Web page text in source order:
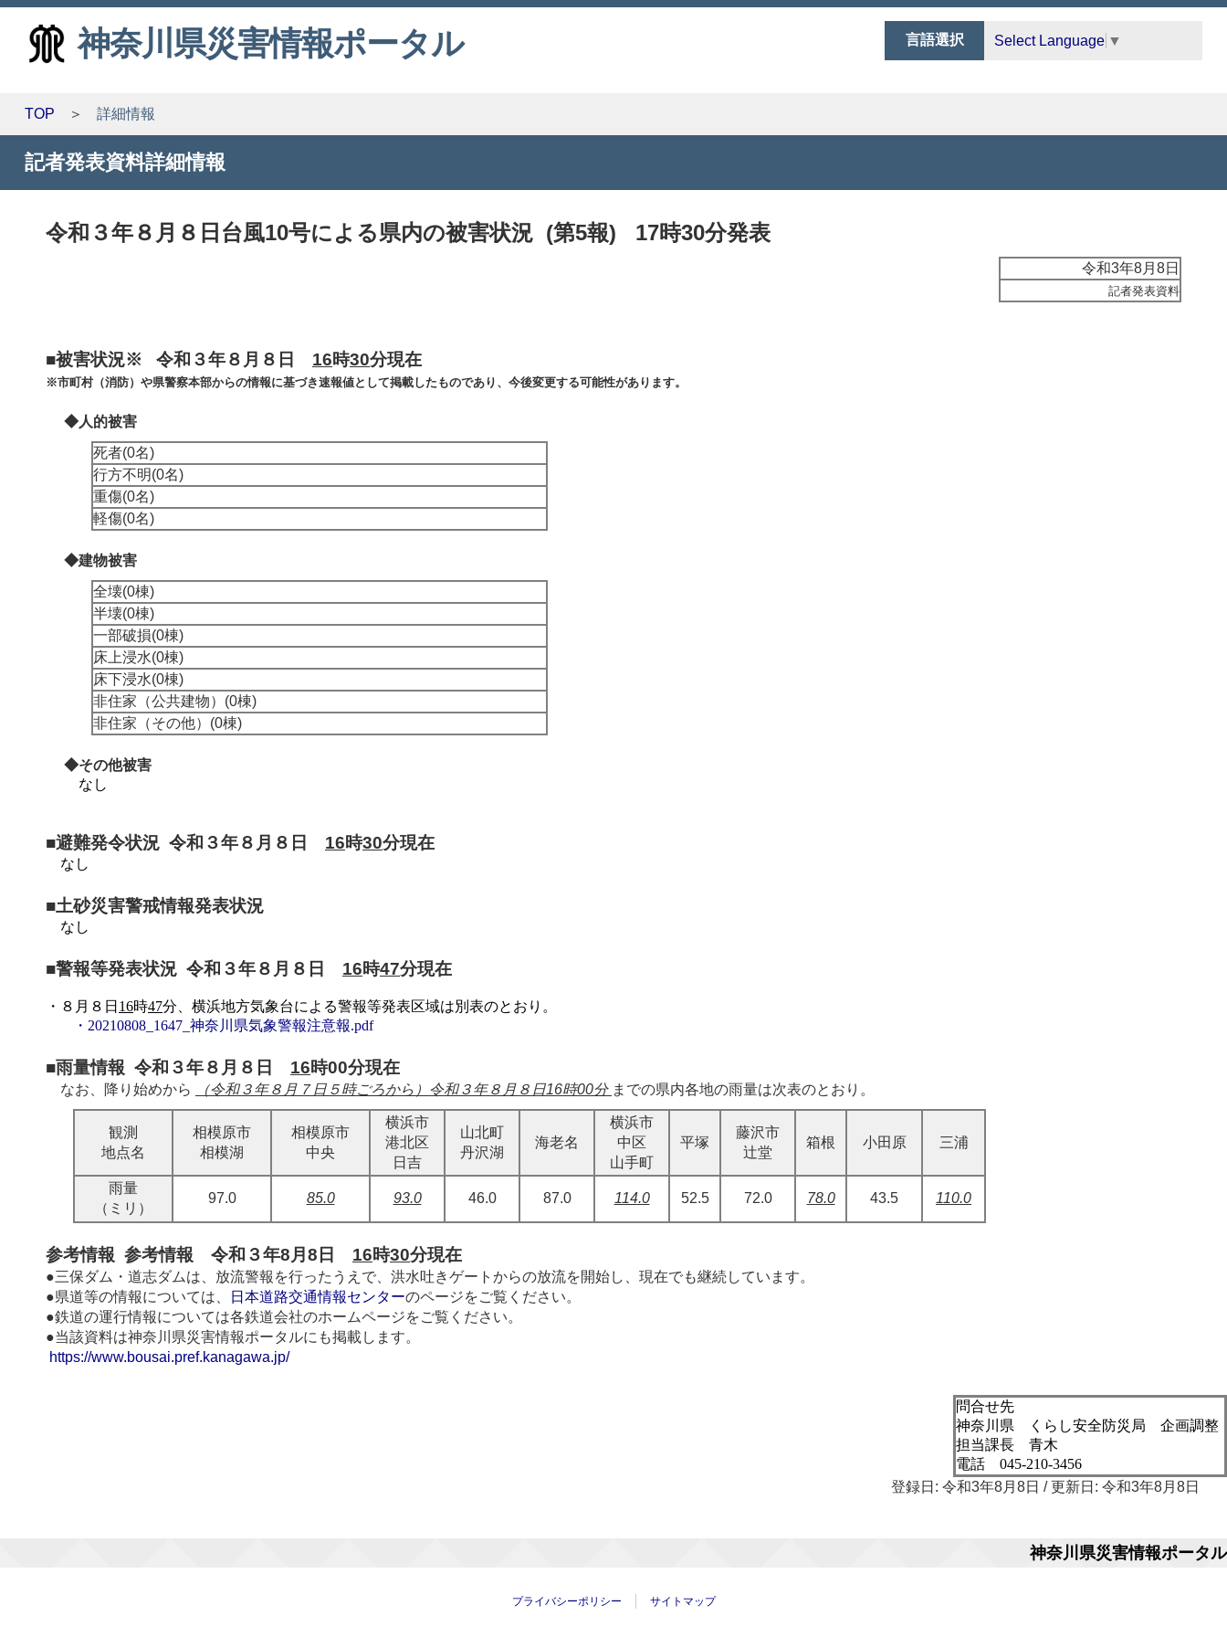
言語選択 Select Language ▼
神奈川県災害情報ポータル
TOP 詳細情報
記者発表資料詳細情報
令和３年８月８日台風10号による県内の被害状況 (第5報) 17時30分発表
令和3年8月8日
記者発表資料
■被害状況※ 令和３年８月８日 16時30分現在
※市町村（消防）や県警察本部からの情報に基づき速報値として掲載したものであり、今後変更する可能性があります。
◆人的被害
死者(0名)
行方不明(0名)
重傷(0名)
軽傷(0名)
◆建物被害
全壊(0棟)
半壊(0棟)
一部破損(0棟)
床上浸水(0棟)
床下浸水(0棟)
非住家（公共建物）(0棟)
非住家（その他）(0棟)
◆その他被害
なし
■避難発令状況 令和３年８月８日 16時30分現在
なし
■土砂災害警戒情報発表状況
なし
■警報等発表状況 令和３年８月８日 16時47分現在
・８月８日 16時47分、横浜地方気象台による警報等発表区域は別表のとおり。
・20210808_1647_神奈川県気象警報注意報.pdf
■雨量情報 令和３年８月８日 16時00分現在
なお、降り始めから （令和３年８月７日５時ごろから）令和３年８月８日16時00分 までの県内各地の雨量は次表のとおり。
観測
地点名
相模原市
相模湖
相模原市
中央
横浜市
港北区
日吉
山北町
丹沢湖
海老名
横浜市
中区
山手町
平塚
藤沢市
辻堂
箱根 小田原 三浦
雨量
（ミリ）
97.0 85.0 93.0 46.0 87.0 114.0 52.5 72.0 78.0 43.5 110.0
参考情報 参考情報 令和３年8月8日 16時30分現在
●三保ダム・道志ダムは、放流警報を行ったうえで、洪水吐きゲートからの放流を開始し、現在でも継続しています。
●県道等の情報については、
日本道路交通情報センターのページをご覧ください。
●鉄道の運行情報については各鉄道会社のホームページをご覧ください。
●当該資料は神奈川県災害情報ポータルにも掲載します。
https://www.bousai.pref.kanagawa.jp/
問合せ先
神奈川県 くらし安全防災局 企画調整
担当課長 青木
電話 045-210-3456
登録日: 令和3年8月8日 / 更新日: 令和3年8月8日
神奈川県災害情報ポータル
プライバシーポリシー サイトマップ